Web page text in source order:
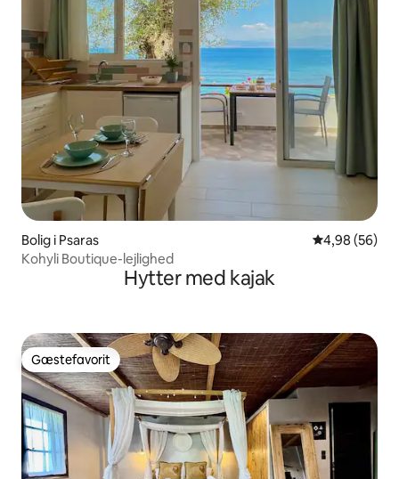
Bolig i Psaras 4,98 ud af 5 i
4,98 (56)
Kohyli Boutique-lejlighed
Hytter med kajak
Gæstefavorit
Gæstefavorit